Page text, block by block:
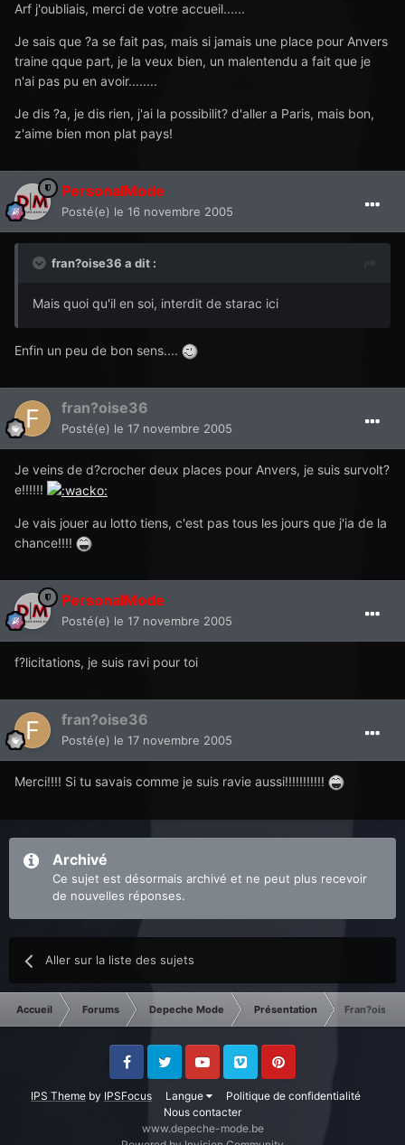
Arf j'oubliais, merci de votre accueil......
Je sais que ?a se fait pas, mais si jamais une place pour Anvers
traine qque part, je la veux bien, un malentendu a fait que je
n'ai pas pu en avoir........
Je dis ?a, je dis rien, j'ai la possibilit? d'aller a Paris, mais bon,
z'aime bien mon plat pays!
PersonalMode
Posté(e) le 16 novembre 2005
fran?oise36 a dit :
Mais quoi qu'il en soi, interdit de starac ici
Enfin un peu de bon sens....
fran?oise36
Posté(e) le 17 novembre 2005
Je veins de d?crocher deux places pour Anvers, je suis survolt?
e!!!!!!
Je vais jouer au lotto tiens, c'est pas tous les jours que j'ia de la
chance!!!!
PersonalMode
Posté(e) le 17 novembre 2005
f?licitations, je suis ravi pour toi
fran?oise36
Posté(e) le 17 novembre 2005
Merci!!!! Si tu savais comme je suis ravie aussi!!!!!!!!!!!
Archivé
Ce sujet est désormais archivé et ne peut plus recevoir
de nouvelles réponses.
Aller sur la liste des sujets
Accueil Forums Depeche Mode Présentation Fran?oise
IPS Theme by IPSFocus Langue
Politique de confidentialité
Nous contacter
FacebookTwitter Youtube Vimeo Pinterest
www.depeche-mode.be